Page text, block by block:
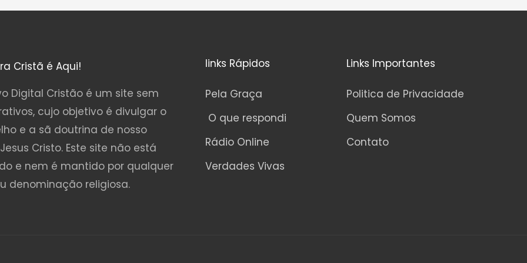
0
Cristã é Aqui!
Digital Cristão é um site sem
cujo objetivo é divulgar o
e a sã doutrina de nosso
Cristo. Este site não está
e nem é mantido por qualquer
denominação religiosa.
links Rápidos
Pela Graça
O que respondi
Rádio Online
Verdades Vivas
Links Importantes
Politica de Privacidade
Quem Somos
Contato